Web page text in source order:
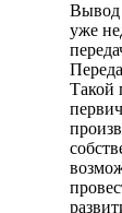
Вывод
уже
Такой